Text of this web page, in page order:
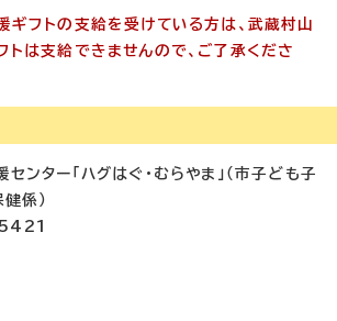
ギフトの支給を受けている方は、武蔵村山
は支給できませんので、ご了承くださ
ンター「ハグはぐ・むらやま」（市子ども子
係）